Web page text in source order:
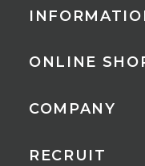
1年間
MW（
ONLINE
COMPANY
RECRUIT